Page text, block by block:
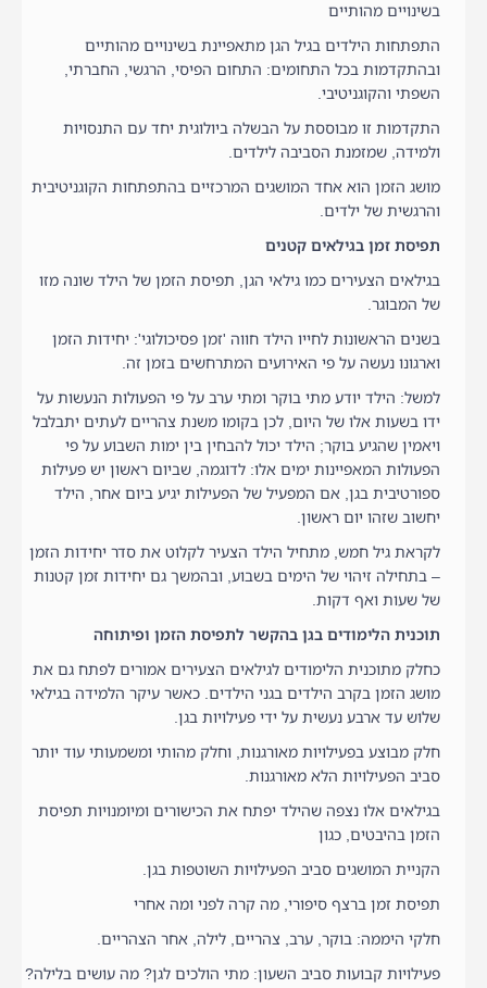
בשינויים מהותיים
התפתחות הילדים בגיל הגן מתאפיינת בשינויים מהותיים
ובהתקדמות בכל התחומים: התחום הפיסי, הרגשי, החברתי,
השפתי והקוגניטיבי.
התקדמות זו מבוססת על הבשלה ביולוגית יחד עם התנסויות
ולמידה, שמזמנת הסביבה לילדים.
מושג הזמן הוא אחד המושגים המרכזיים בהתפתחות הקוגניטיבית
והרגשית של ילדים.
תפיסת זמן בגילאים קטנים
בגילאים הצעירים כמו גילאי הגן, תפיסת הזמן של הילד שונה מזו
של המבוגר.
בשנים הראשונות לחייו הילד חווה 'זמן פסיכולוגי': יחידות הזמן
וארגונו נעשה על פי האירועים המתרחשים בזמן זה.
למשל: הילד יודע מתי בוקר ומתי ערב על פי הפעולות הנעשות על
ידו בשעות אלו של היום, לכן בקומו משנת צהריים לעתים יתבלבל
ויאמין שהגיע בוקר; הילד יכול להבחין בין ימות השבוע על פי
הפעולות המאפיינות ימים אלו: לדוגמה, שביום ראשון יש פעילות
ספורטיבית בגן, אם המפעיל של הפעילות יגיע ביום אחר, הילד
יחשוב שזהו יום ראשון.
לקראת גיל חמש, מתחיל הילד הצעיר לקלוט את סדר יחידות הזמן
– בתחילה זיהוי של הימים בשבוע, ובהמשך גם יחידות זמן קטנות
של שעות ואף דקות.
תוכנית הלימודים בגן בהקשר לתפיסת הזמן ופיתוחה
כחלק מתוכנית הלימודים לגילאים הצעירים אמורים לפתח גם את
מושג הזמן בקרב הילדים בגני הילדים. כאשר עיקר הלמידה בגילאי
שלוש עד ארבע נעשית על ידי פעילויות בגן.
חלק מבוצע בפעילויות מאורגנות, וחלק מהותי ומשמעותי עוד יותר
סביב הפעילויות הלא מאורגנות.
בגילאים אלו נצפה שהילד יפתח את הכישורים ומיומנויות תפיסת
הזמן בהיבטים, כגון
הקניית המושגים סביב הפעילויות השוטפות בגן.
תפיסת זמן ברצף סיפורי, מה קרה לפני ומה אחרי
חלקי היממה: בוקר, ערב, צהריים, לילה, אחר הצהריים.
פעילויות קבועות סביב השעון: מתי הולכים לגן? מה עושים בלילה?